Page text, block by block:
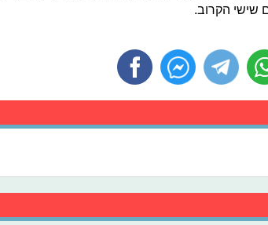
שישי הקרוב.